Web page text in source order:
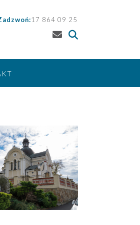
17 864 09 25